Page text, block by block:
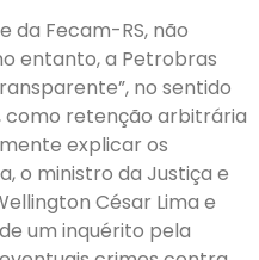
da Fecam-RS, não
entanto, a Petrobras
no sentido
como retenção arbitrária
explicar os
o ministro da Justiça e
César Lima e
um inquérito pela